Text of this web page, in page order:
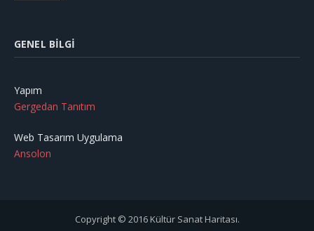
GENEL BILGI
Yapım
Gergedan Tanıtım
Web Tasarım Uygulama
Ansolon
Copyright © 2016 Kültür Sanat Haritası.